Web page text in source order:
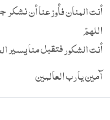
أنت المنان فأوزعنا أن
اللهمّ
أنت الشكور فتقبل منا يسير
آمين يارب العالمين